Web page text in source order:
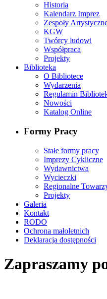
Historia
Kalendarz Imprez
Zespoły
KGW
Twórcy ludowi
Współpraca
Projekty
Biblioteka
O Bibliotece
Wydarzenia
Regulamin
Nowości
Katalog Online
Formy Pracy
Stałe formy pracy
Imprezy Cykliczne
Wydawnictwa
Wycieczki
Regionalne
Projekty
Galeria
Kontakt
RODO
Ochrona małoletnich
Deklaracja dostępności
Zapraszamy